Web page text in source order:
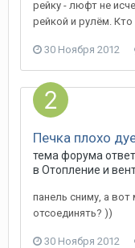
рейку - люфт не
рейкой и рулём. Кто
30 Ноября 2012
Печка плохо
тема форума
в Отопление и
панель сниму, а
отсоединять? ))
30 Ноября 2012